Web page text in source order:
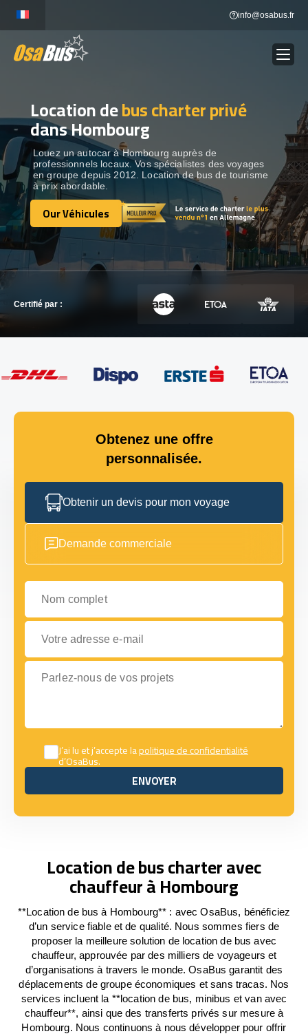
content
info@osabus.fr
LOCATION DE BUS Show dropdown
DESTINATIONS
OUR VÉHICULES
CONTACTEZ-NOUS
CONTACTEZ-NOUS
Location debus charter privé
dans Hombourg
Louez un autocar à Hombourg auprès de
professionnels locaux. Vos spécialistes des voyages
en groupe depuis 2012. Location de bus de tourisme
à prix abordable.
Our Véhicules
Our Véhicules
Certifié par :
Obtenez une offre
personnalisée.
Obtenir un devis pour mon voyage
Demande commerciale
Nom complet
Votre adresse e-mail
Parlez-nous de vos projets
J’ai lu et j’accepte lapolitique de confidentialité
d’OsaBus.
ENVOYER
ENVOYER
Location de bus charter avec
chauffeur à Hombourg
**Location de bus à Hombourg** : avec OsaBus, bénéficiez
d’un service fiable et de qualité. Nous sommes fiers de
proposer la meilleure solution de location de bus avec
chauffeur, approuvée par des milliers de voyageurs et
d’organisations à travers le monde. OsaBus garantit des
déplacements de groupe économiques et sans tracas. Nos
services incluent la **location de bus, minibus et van avec
chauffeur**, ainsi que des transferts privés sur mesure à
Hombourg. Nous continuons à nous développer pour offrir